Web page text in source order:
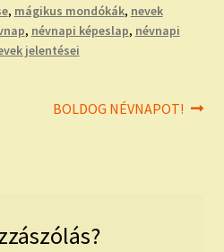
, mágikus mondókák, nevek
, névnapi képeslap, névnapi
jelentései
Next
BOLDOG NÉVNAPOT!